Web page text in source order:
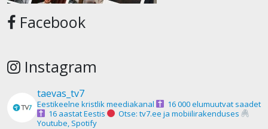
Facebook
Instagram
taevas_tv7
Eestikeelne kristlik meediakanal
16 000 elumuutvat saadet
16 aastat Eestis
Otse: tv7.ee ja mobiilirakenduses
Youtube, Spotify